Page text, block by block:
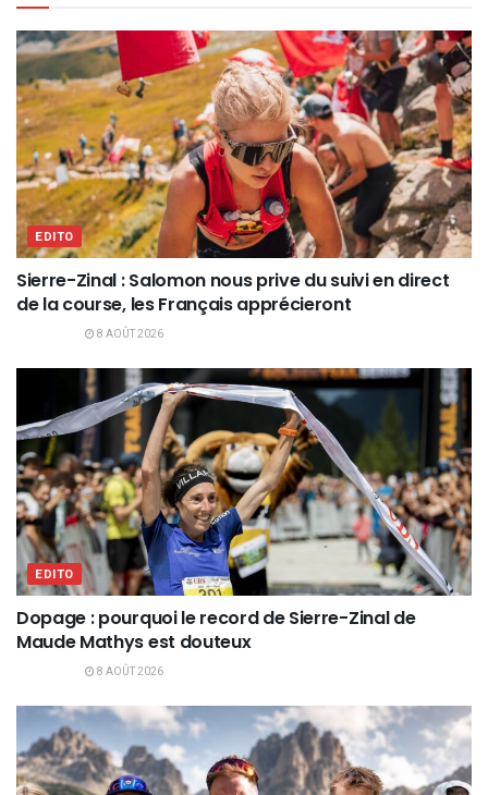
EDITO
Sierre-Zinal : Salomon nous prive du suivi en direct
de la course, les Français apprécieront
8 AOÛT 2026
EDITO
Dopage : pourquoi le record de Sierre-Zinal de
Maude Mathys est douteux
8 AOÛT 2026